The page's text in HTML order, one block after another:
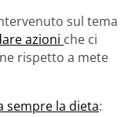
sul tema
azioni che ci
rispetto a mete
sempre la dieta: